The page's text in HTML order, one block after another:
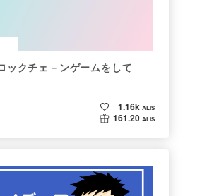
ックチェ－ンゲームをして
1.16k ALIS
161.20 ALIS